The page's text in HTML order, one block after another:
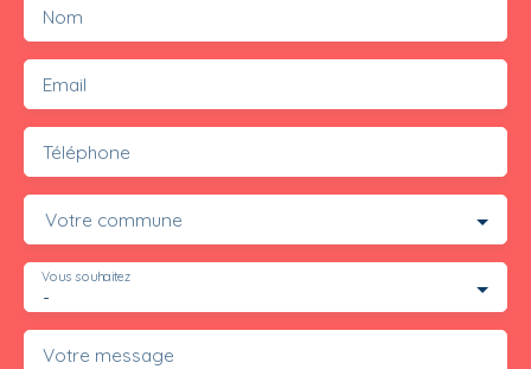
Nom
Email
Téléphone
Votre commune
-
Vous souhaitez
Votre message